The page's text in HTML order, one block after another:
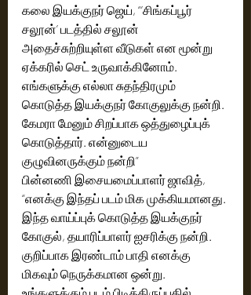
கலை இயக்குநர் ஜெய், “’சிங்கப்பூர்
சலூன்’ படத்தில் சலூன்
அதைச்சுற்றியுள்ள வீடுகள் என மூன்று
ஏக்கரில் செட் உருவாக்கினோம்.
எங்களுக்கு எல்லா சுதந்திரமும்
கொடுத்த இயக்குநர் கோகுலுக்கு நன்றி.
கேமரா மேனும் சிறப்பாக ஒத்துழைப்புக்
கொடுத்தார். என்னுடைய
குழுவினருக்கும் நன்றி”
பின்னணி இசையமைப்பாளர் ஜாவித்,
“எனக்கு இந்தப் படம் மிக முக்கியமானது.
இந்த வாய்ப்புக் கொடுத்த இயக்குநர்
கோகுல், தயாரிப்பாளர் ஐசரிக்கு நன்றி.
குறிப்பாக இரண்டாம் பாதி எனக்கு
மிகவும் நெருக்கமான ஒன்று.